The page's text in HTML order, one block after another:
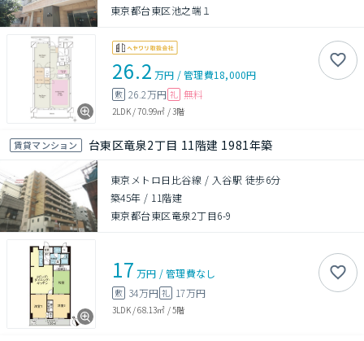
東京都台東区池之端１
26.2 万円 /管理費18,000円
敷 26.2万円 礼 無料
2LDK/70.99㎡ /3階
賃貸マンション 台東区竜泉2丁目 11階建 1981年築
東京メトロ日比谷線 / 入谷駅 徒歩6分
築45年 / 11階建
東京都台東区竜泉2丁目6-9
17 万円 /管理費なし
敷 34万円 礼 17万円
3LDK/68.13㎡ /5階